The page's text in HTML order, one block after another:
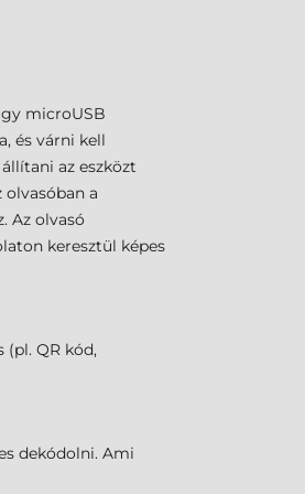
microUSB
és várni kell
az eszközt
a
Az olvasó
keresztül képes
(pl. QR kód,
dekódolni. Ami